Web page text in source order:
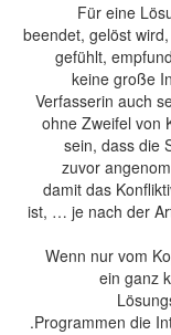
Für eine
beendet, gelöst
gefühlt,
keine große
Verfasserin auch
ohne Zweifel von
sein, dass die
zuvor
damit das
ist, … je nach der
Wenn nur vom
ein ganz
Programmen die